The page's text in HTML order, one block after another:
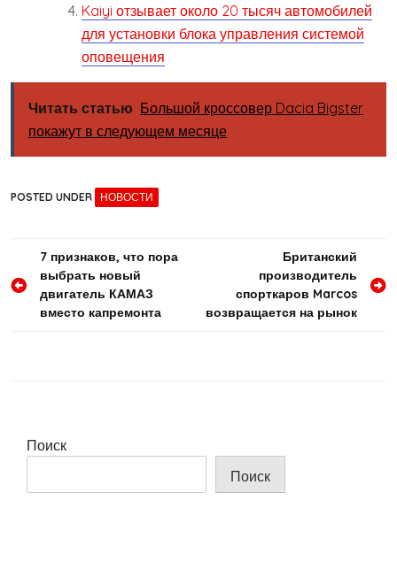
Kaiyi отзывает около 20 тысяч автомобилей
для установки блока управления системой
оповещения
Читать статью Большой кроссовер Dacia Bigster
покажут в следующем месяце
POSTED UNDER НОВОСТИ
Навигация
по
записям
7 признаков, что пора
выбрать новый
двигатель КАМАЗ
вместо капремонта
Британский
производитель
спорткаров Marcos
возвращается на рынок
Поиск
Поиск